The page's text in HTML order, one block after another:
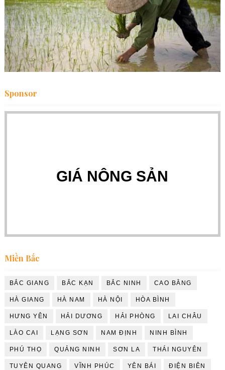
Sponsor
GIÁ NÔNG SẢN
Miền Bắc
BẮC GIANG BẮC KẠN BẮC NINH CAO BẰNG
HÀ GIANG HÀ NAM HÀ NỘI HÒA BÌNH
HƯNG YÊN HẢI DƯƠNG HẢI PHÒNG LAI CHÂU
LÀO CAI LẠNG SƠN NAM ĐỊNH NINH BÌNH
PHÚ THỌ QUẢNG NINH SƠN LA THÁI NGUYÊN
TUYÊN QUANG VĨNH PHÚC YÊN BÁI ĐIỆN BIÊN